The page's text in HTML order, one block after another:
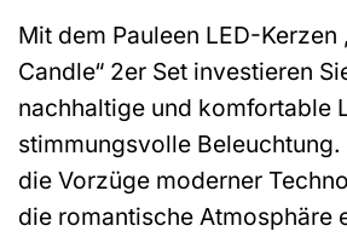
Mit dem Pauleen LED-Kerzen
Candle“ 2er Set investieren
nachhaltige und komfortable
stimmungsvolle Beleuchtung.
die Vorzüge moderner
die romantische Atmosphäre